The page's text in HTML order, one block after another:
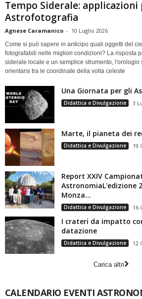
Tempo Siderale:
Astrofotografia
Agnese Caramanico - 10 Luglio 2026
Come si può sapere in anticipo quali oggetti del
fotografabili nelle migliori condizioni? La risposta
siderale locale e un semplice strumento, l'orologio
orientarsi tra le coordinate della volta celeste
Una Giornata per gli
Didattica e Divulgazione 3
Marte, il pianeta dei
Didattica e Divulgazione 19
Report XXIV
AstronomiaL'edizione
Monza...
Didattica e Divulgazione 16
I crateri da impatto
datazione
Didattica e Divulgazione 12
Carica altri
CALENDARIO EVENTI